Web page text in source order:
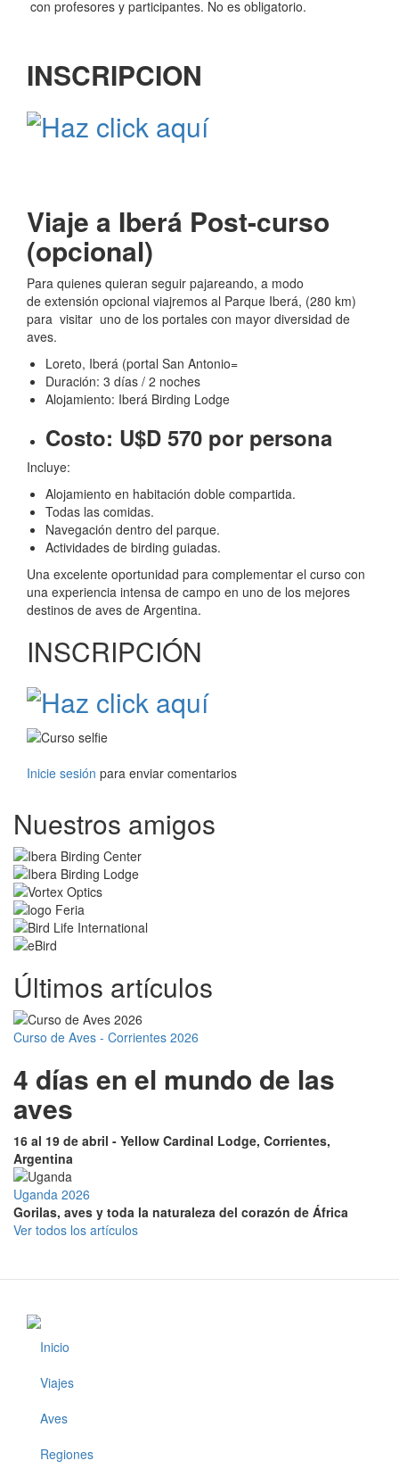
con profesores y participantes. No es obligatorio.
INSCRIPCION
Viaje a Iberá Post-curso
(opcional)
Para quienes quieran seguir pajareando, a modo
de extensión opcional viajremos al Parque Iberá, (280 km)
para visitar uno de los portales con mayor diversidad de
aves.
Loreto, Iberá (portal San Antonio=
Duración: 3 días / 2 noches
Alojamiento: Iberá Birding Lodge
Costo: U$D 570 por persona
Incluye:
Alojamiento en habitación doble compartida.
Todas las comidas.
Navegación dentro del parque.
Actividades de birding guiadas.
Una excelente oportunidad para complementar el curso con
una experiencia intensa de campo en uno de los mejores
destinos de aves de Argentina.
INSCRIPCIÓN
Inicie sesión para enviar comentarios
Nuestros amigos
Últimos artículos
Curso de Aves - Corrientes 2026
4 días en el mundo de las
aves
16 al 19 de abril - Yellow Cardinal Lodge, Corrientes,
Argentina
Uganda 2026
Gorilas, aves y toda la naturaleza del corazón de África
Ver todos los artículos
Footer
Inicio
Viajes
Aves
Regiones